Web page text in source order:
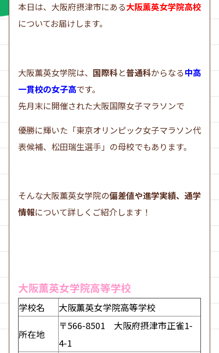
本日は、大阪府摂津市にある大阪薫英女学院高校
についてお届けします。
大阪薫英女学院は、 国際科と普通科からなる中高
一貫校の女子高です。
先月末に開催された大阪国際女子マラソンで
優勝に輝いた「東京オリンピック女子マラソン代
表候補、松田瑞生選手」の母校でもあります。
そんな大阪薫英女学院の偏差値や進学実績、通学
情報について詳しくご紹介します！
大阪薫英女学院高等学校
学校名 大阪薫英女学院高等学校
所在地
〒566-8501 大阪府摂津市正雀1-
4-1